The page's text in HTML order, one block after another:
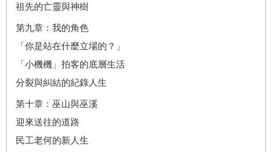
祖先的亡靈與神樹
第九章：我的角色
「你是站在什麼立場的？」
「小機機」拍客的底層生活
分裂與糾結的紀錄人生
第十章：巫山與巫溪
迎來送往的道路
民工老何的新人生